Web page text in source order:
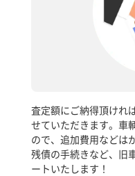
査定額にご納得頂けれ
せていただきます。車
ので、追加費用などは
残債の手続きなど、旧
ートいたします！